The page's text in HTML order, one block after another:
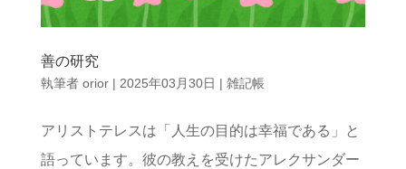
善の研究
執筆者 orior| 2025年03月30日 | 雑記帳
アリストテレスは「人生の目的は幸福である」と
語っています。彼の教えを受けたアレクサンダー